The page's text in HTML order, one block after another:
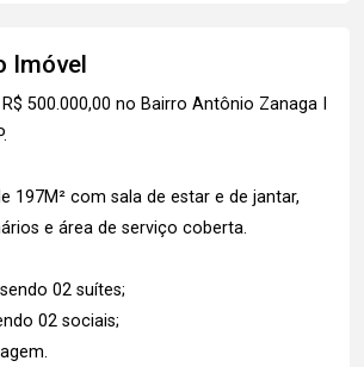
Imóvel
500.000,00 no Bairro Antônio Zanaga I
197M² com sala de estar e de jantar,
e área de serviço coberta.
02 suítes;
02 sociais;